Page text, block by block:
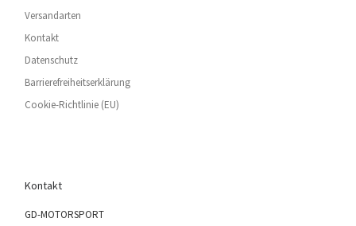
Versandarten
Kontakt
Datenschutz
Barrierefreiheitserklärung
Cookie-Richtlinie (EU)
Kontakt
GD-MOTORSPORT